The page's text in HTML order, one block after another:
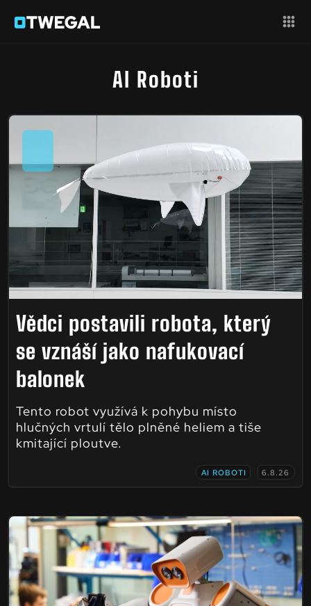
AI Roboti
Vědci postavili robota, který
se vznáší jako nafukovací
balonek
Tento robot využívá k pohybu místo
hlučných vrtulí tělo plněné heliem a tiše
kmitající ploutve.
AI ROBOTI 6.8.26